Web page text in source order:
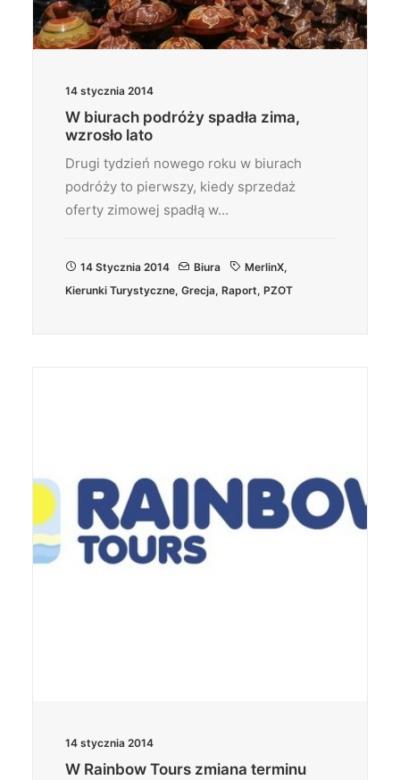
14 stycznia 2014
W biurach podróży spadła zima,
wzrosło lato
Drugi tydzień nowego roku w biurach
podróży to pierwszy, kiedy sprzedaż
oferty zimowej spadłą w…
14 Stycznia 2014 Biura MerlinX,
Kierunki Turystyczne, Grecja, Raport, PZOT
14 stycznia 2014
W Rainbow Tours zmiana terminu